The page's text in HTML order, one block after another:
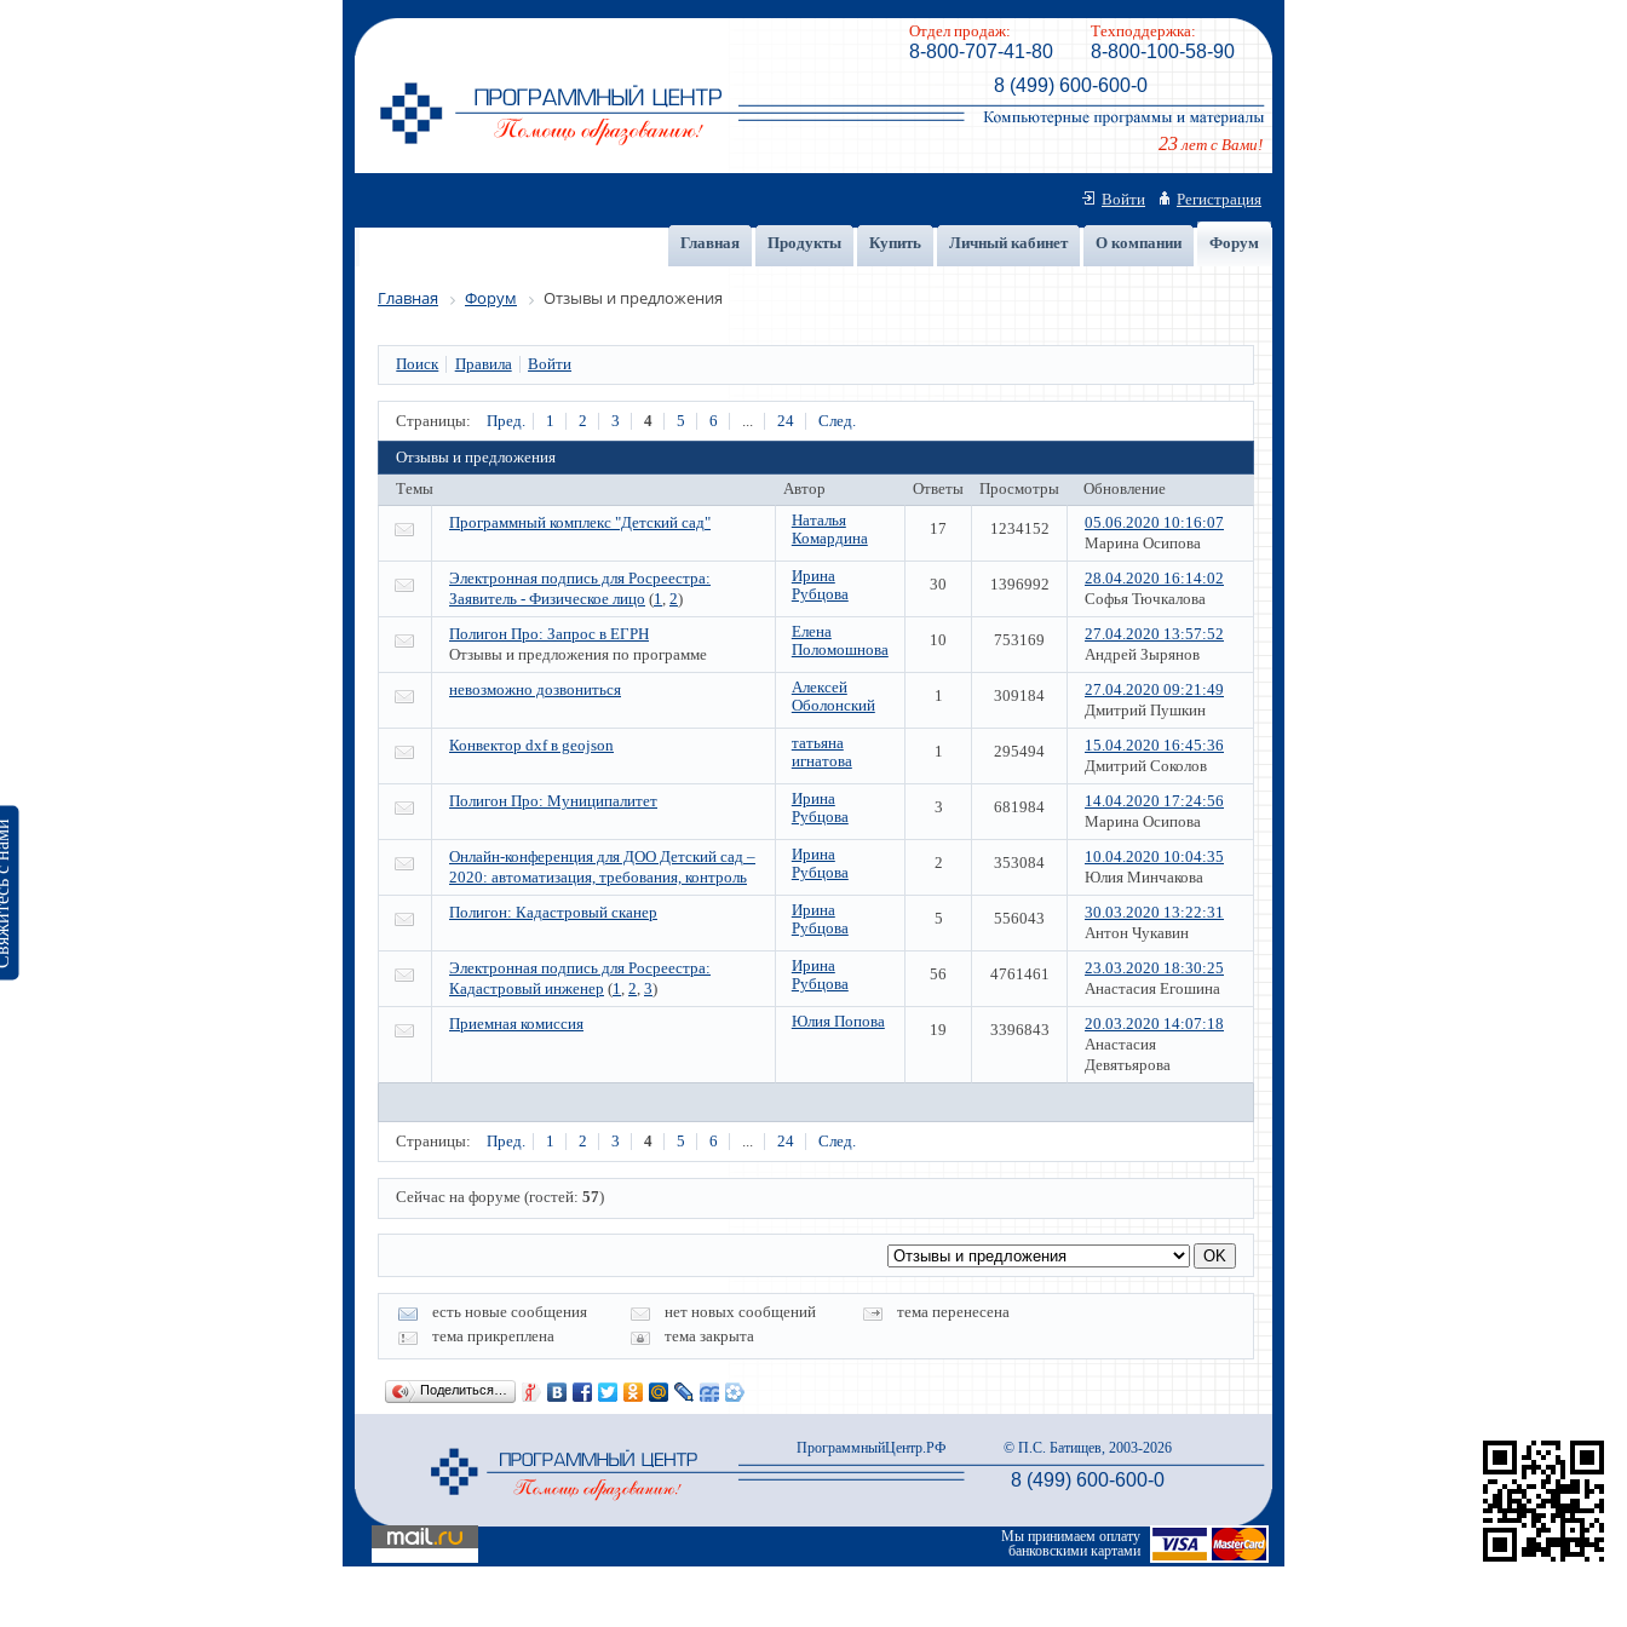
нами
Отдел продаж:
8-800-707-41-80
Техподдержка:
8-800-100-58-90
8 (499) 600-600-0
23лет с Вами!
Войти Регистрация
Главная Продукты Купить Личный кабинет О компании Форум
Главная Форум Отзывы и предложения
Поиск Правила Войти
Страницы: Пред. 1 2 3 4 5 6 24 След.
Отзывы и предложения
Темы
Автор Ответы Просмотры
Обновление
Программный комплекс "Детский сад"
Наталья
Комардина
17 1234152
05.06.2020 10:16:07
Марина Осипова
Электронная подпись для Росреестра:
Заявитель - Физическое лицо (1, 2)
Ирина
Рубцова
30 1396992
28.04.2020 16:14:02
Софья Тючкалова
Полигон Про: Запрос в ЕГРН
Отзывы и предложения по программе
Елена
Поломошнова
10 753169
27.04.2020 13:57:52
Андрей Зырянов
невозможно дозвониться
Алексей
Оболонский
1 309184
27.04.2020 09:21:49
Дмитрий Пушкин
Конвектор dxf в geojson
татьяна
игнатова
1 295494
15.04.2020 16:45:36
Дмитрий Соколов
Полигон Про: Муниципалитет
Ирина
Рубцова
3 681984
14.04.2020 17:24:56
Марина Осипова
Онлайн-конференция для ДОО Детский сад –
2020: автоматизация, требования, контроль
Ирина
Рубцова
2 353084
10.04.2020 10:04:35
Юлия Минчакова
Полигон: Кадастровый сканер
Ирина
Рубцова
5 556043
30.03.2020 13:22:31
Антон Чукавин
Электронная подпись для Росреестра:
Кадастровый инженер (1, 2, 3)
Ирина
Рубцова
56 4761461
23.03.2020 18:30:25
Анастасия Егошина
Приемная комиссия Юлия Попова 19 3396843
20.03.2020 14:07:18
Анастасия
Девятьярова
Страницы: Пред. 1 2 3 4 5 6 24 След.
Сейчас на форуме (гостей:57)
есть новые сообщения нет новых сообщений
тема перенесена
тема прикреплена
тема закрыта
Поделиться…
ПрограммныйЦентр.РФ © П.С. Батищев, 2003-2026
8 (499) 600-600-0
Мы принимаем оплату
банковскими картами